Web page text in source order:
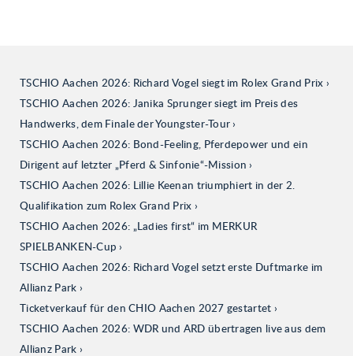
TSCHIO Aachen 2026: Richard Vogel siegt im Rolex Grand Prix
TSCHIO Aachen 2026: Janika Sprunger siegt im Preis des
Handwerks, dem Finale der Youngster-Tour
TSCHIO Aachen 2026: Bond-Feeling, Pferdepower und ein
Dirigent auf letzter „Pferd & Sinfonie“-Mission
TSCHIO Aachen 2026: Lillie Keenan triumphiert in der 2.
Qualifikation zum Rolex Grand Prix
TSCHIO Aachen 2026: „Ladies first“ im MERKUR
SPIELBANKEN-Cup
TSCHIO Aachen 2026: Richard Vogel setzt erste Duftmarke im
Allianz Park
Ticketverkauf für den CHIO Aachen 2027 gestartet
TSCHIO Aachen 2026: WDR und ARD übertragen live aus dem
Allianz Park